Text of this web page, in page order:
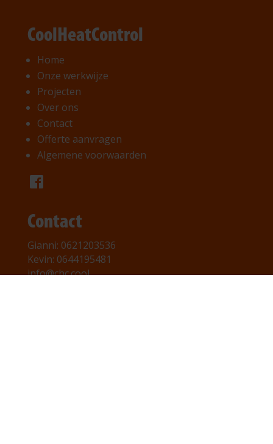
CoolHeatControl
Home
Onze werkwijze
Projecten
Over ons
Contact
Offerte aanvragen
Algemene voorwaarden
Contact
Gianni: 0621203536
Kevin: 0644195481
info@chc.cool